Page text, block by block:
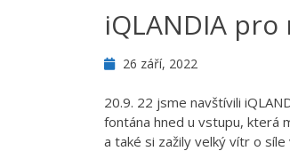
iQLANDIA
26 září, 2022
20.9. 22 jsme navštívili
fontána hned u vstupu, která
a také si zažily velký vítr o